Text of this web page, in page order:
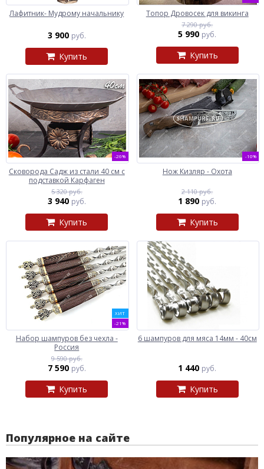
Лафитник- Мудрому начальнику
3 900 руб.
Купить
Топор Дровосек для викинга
7 290 руб.
5 990 руб.
Купить
-26%
Сковорода Садж из стали 40 см с
подставкой Карфаген
5 320 руб.
3 940 руб.
Купить
-10%
Нож Кизляр - Охота
2 110 руб.
1 890 руб.
Купить
ХИТ
-21%
Набор шампуров без чехла -
Россия
9 590 руб.
7 590 руб.
Купить
6 шампуров для мяса 14мм - 40см
1 440 руб.
Купить
Популярное на сайте